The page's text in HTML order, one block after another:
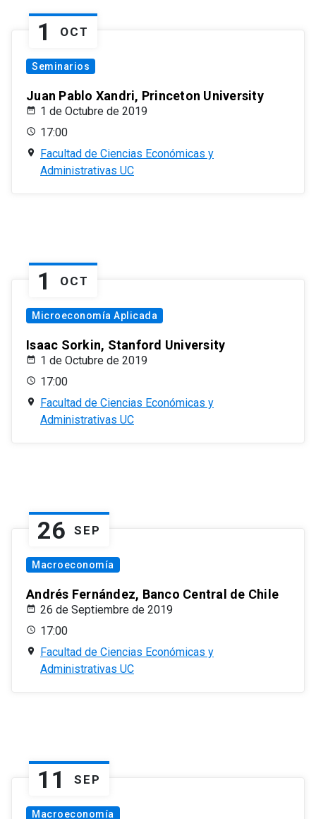
1 OCT
Seminarios
Juan Pablo Xandri, Princeton University
1 de Octubre de 2019
17:00
Facultad de Ciencias Económicas y
Administrativas UC
1 OCT
Microeconomía Aplicada
Isaac Sorkin, Stanford University
1 de Octubre de 2019
17:00
Facultad de Ciencias Económicas y
Administrativas UC
26 SEP
Macroeconomía
Andrés Fernández, Banco Central de Chile
26 de Septiembre de 2019
17:00
Facultad de Ciencias Económicas y
Administrativas UC
11 SEP
Macroeconomía